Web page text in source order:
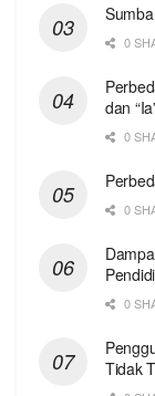
0
dan
0
0
0
Tidak